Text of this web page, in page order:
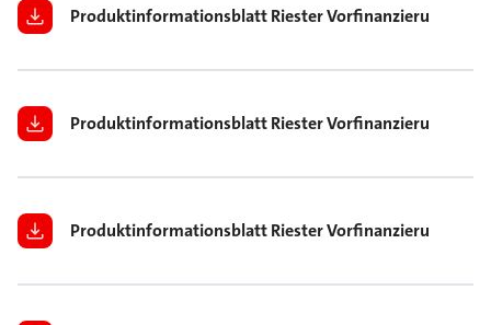
Produktinformationsblatt Riester Vorfinanzierung/
Produktinformationsblatt Riester Vorfinanzierung/
Produktinformationsblatt Riester Vorfinanzierung/